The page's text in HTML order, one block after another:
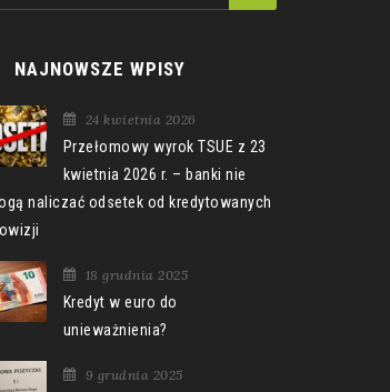
NAJNOWSZE WPISY
24 kwietnia 2026
Przełomowy wyrok TSUE z 23
kwietnia 2026 r. – banki nie
naliczać odsetek od kredytowanych
18 grudnia 2025
Kredyt w euro do
unieważnienia?
9 grudnia 2025